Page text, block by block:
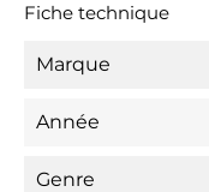
Fiche technique
Marque
Année
Genre